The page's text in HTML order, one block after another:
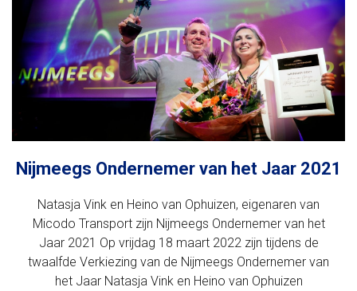
Nijmeegs Ondernemer van het Jaar 2021
Natasja Vink en Heino van Ophuizen, eigenaren van
Micodo Transport zijn Nijmeegs Ondernemer van het
Jaar 2021 Op vrijdag 18 maart 2022 zijn tijdens de
twaalfde Verkiezing van de Nijmeegs Ondernemer van
het Jaar Natasja Vink en Heino van Ophuizen